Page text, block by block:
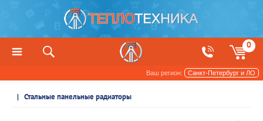
0
Ваш регион: Санкт-Петербург и ЛО
Радиаторы отопления и обогреватели
Стальные панельные радиаторы